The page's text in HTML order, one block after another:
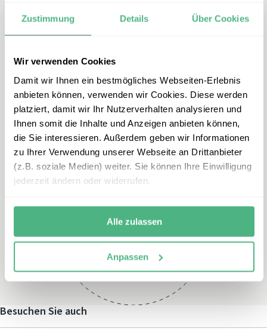
Zustimmung Details Über Cookies
Wir verwenden Cookies
Damit wir Ihnen ein bestmögliches Webseiten-Erlebnis
anbieten können, verwenden wir Cookies. Diese werden
platziert, damit wir Ihr Nutzerverhalten analysieren und
Ihnen somit die Inhalte und Anzeigen anbieten können,
die Sie interessieren. Außerdem geben wir Informationen
zu Ihrer Verwendung unserer Webseite an Drittanbieter
(z.B. soziale Medien) weiter. Sie können Ihre Einwilligung
jederzeit ändern oder widerrufen.
Alle zulassen
Anpassen
E-Mail
neuseeland@erlebe.de
Montag – Freitag:
und nach individueller
Terminvereinbarung
Besuchen Sie auch